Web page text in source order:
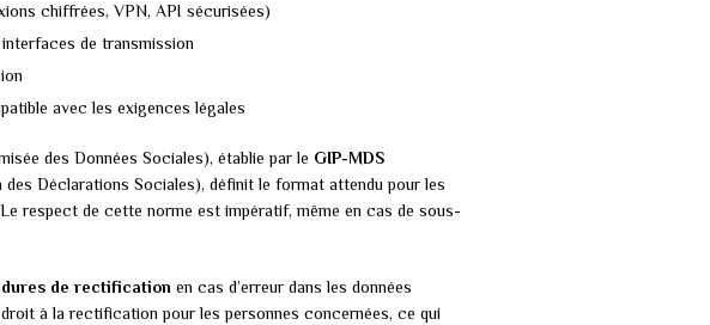
chiffrées, VPN, API sécurisées)
de transmission
avec les exigences légales
des Données Sociales), établie par le GIP-MDS
Déclarations Sociales), définit le format attendu pour les
respect de cette norme est impératif, même en cas de sous-
de rectification en cas d’erreur dans les données
à la rectification pour les personnes concernées, ce qui